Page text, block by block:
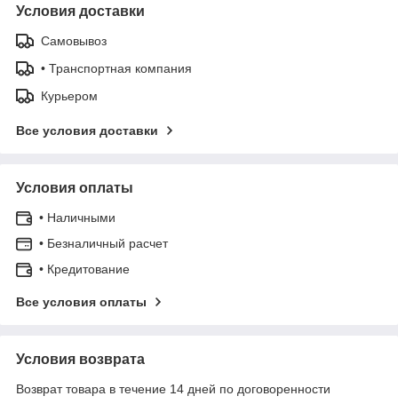
Условия доставки
Самовывоз
• Транспортная компания
Курьером
Все условия доставки
Условия оплаты
• Наличными
• Безналичный расчет
• Кредитование
Все условия оплаты
Условия возврата
Возврат товара в течение 14 дней по договоренности